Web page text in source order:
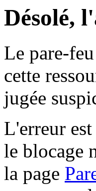
Désolé,
Le pare-
cette
jugée
L'erreur
le blocage
la page